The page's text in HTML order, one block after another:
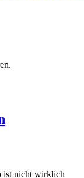
ist nicht wirklich